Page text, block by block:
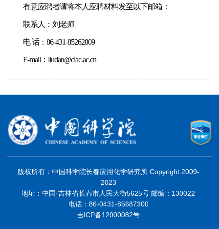
有意应聘者请将本人应聘材料发至以下邮箱：
联系人：刘老师
电 话：86-431-85262809
E-mail：liudan@ciac.ac.cn
版权所有：中国科学院长春应用化学研究所 Copyright.2009-
2023
地址：中国·吉林省长春市人民大街5625号 邮编：130022
电话：86-0431-85687300
吉ICP备12000082号